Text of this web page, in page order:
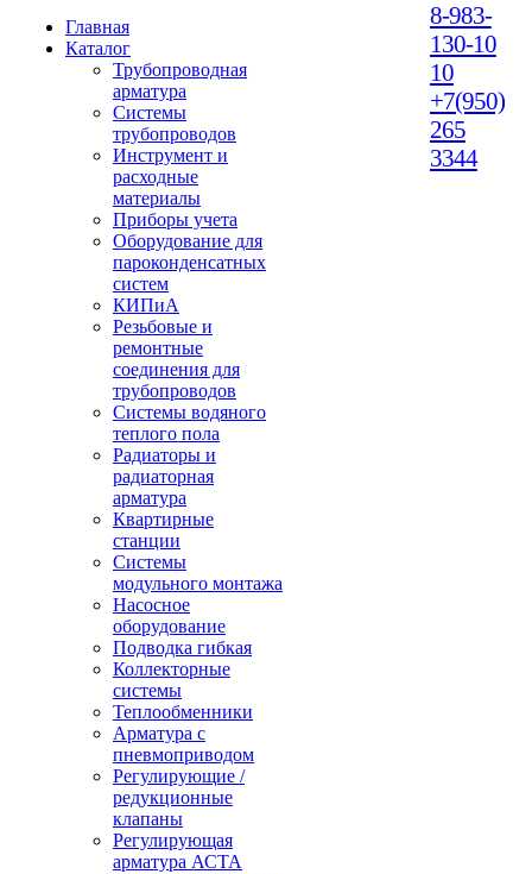
Главная
Каталог
Трубопроводная
арматура
Системы
трубопроводов
Инструмент и
расходные
материалы
Приборы учета
Оборудование для
пароконденсатных
систем
КИПиА
Резьбовые и
ремонтные
соединения для
трубопроводов
Системы водяного
теплого пола
Радиаторы и
радиаторная
арматура
Квартирные
станции
Системы
модульного монтажа
Насосное
оборудование
Подводка гибкая
Коллекторные
системы
Теплообменники
Арматура с
пневмоприводом
Регулирующие /
редукционные
клапаны
Регулирующая
арматура АСТА
8-983-
130-10
10
+7(950)
265
3344